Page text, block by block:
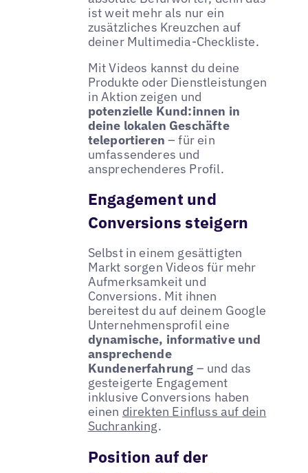
ist weit mehr als nur ein
zusätzliches Kreuzchen auf
deiner Multimedia-Checkliste.
Mit Videos kannst du deine
Produkte oder Dienstleistungen
in Aktion zeigen und
potenzielle Kund:innen in
deine lokalen Geschäfte
teleportieren – für ein
umfassenderes und
ansprechenderes Profil.
Engagement und
Conversions steigern
Selbst in einem gesättigten
Markt sorgen Videos für mehr
Aufmerksamkeit und
Conversions. Mit ihnen
bereitest du auf deinem Google
Unternehmensprofil eine
dynamische, informative und
ansprechende
Kundenerfahrung – und das
gesteigerte Engagement
inklusive Conversions haben
einen direkten Einfluss auf dein
Suchranking.
Position auf der